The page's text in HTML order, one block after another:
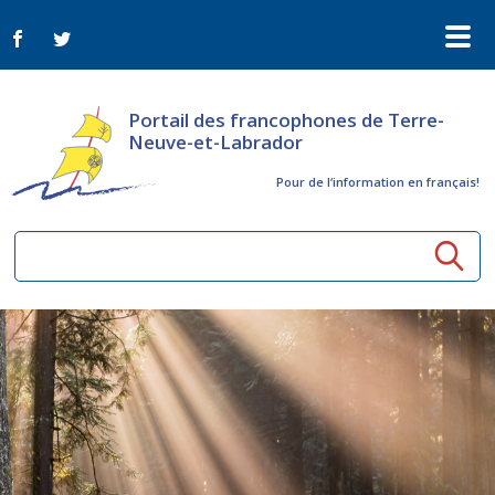
Portail des francophones de Terre-
Neuve-et-Labrador
Pour de l‘information en français!
Ressources communautaires
Aînés
Activités à distance
ConnectAînés
Arts et culture
Appels d'offres du secteur culturel
Plan de Développement Global
Organismes
Nouvelles
Bulletin Le FrancoTNL